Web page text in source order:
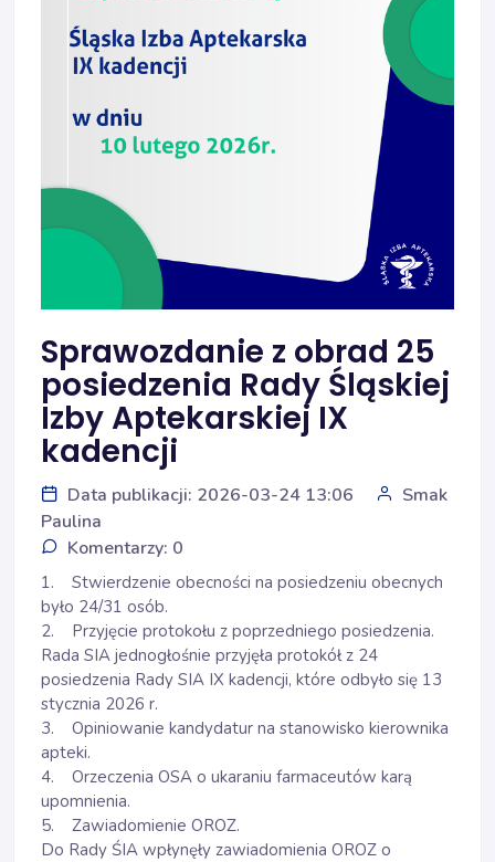
Sprawozdanie z obrad 25
posiedzenia Rady Śląskiej
Izby Aptekarskiej IX
kadencji
Data publikacji: 2026-03-24 13:06
Smak
Paulina
Komentarzy: 0
1. Stwierdzenie obecności na posiedzeniu obecnych
było 24/31 osób.
2. Przyjęcie protokołu z poprzedniego posiedzenia.
Rada SIA jednogłośnie przyjęła protokół z 24
posiedzenia Rady SIA IX kadencji, które odbyło się 13
stycznia 2026 r.
3. Opiniowanie kandydatur na stanowisko kierownika
apteki.
4. Orzeczenia OSA o ukaraniu farmaceutów karą
upomnienia.
5. Zawiadomienie OROZ.
Do Rady ŚIA wpłynęły zawiadomienia OROZ o